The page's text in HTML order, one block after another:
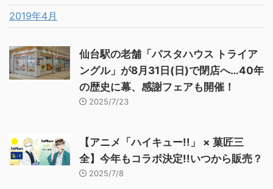
2019年4月
仙台駅の老舗「パスタハウス トライア
ングル」が8月31日(日)で閉店へ…40年
の歴史に幕、感謝フェアも開催！
2025/7/23
【アニメ「ハイキュー!!」 × 菓匠三
全】今年もコラボ決定!!いつから販売？
2025/7/8